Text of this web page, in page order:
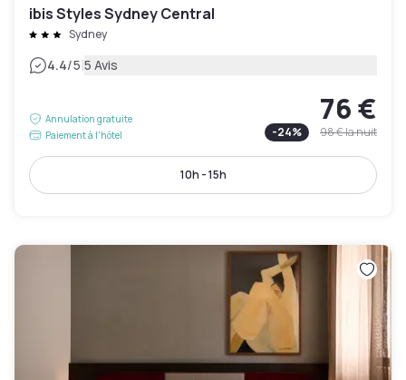
ibis Styles Sydney Central
Sydney
4.4/5|5 Avis
Annulation gratuite
Paiement à l'hôtel
76 €
-24% 98 €la nuit
10h - 15h